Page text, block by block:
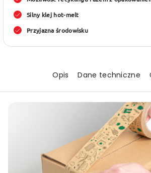
nadrukiem
Less
Waste
50
Silny klej hot-melt
Przyjazna środowisku
Opis Dane techniczne